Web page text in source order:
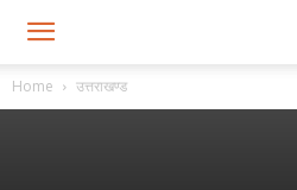
Home उत्तराखण्ड